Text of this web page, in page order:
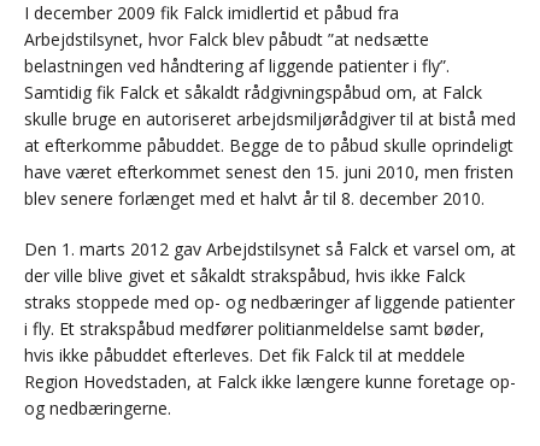
I december 2009 fik Falck imidlertid et påbud fra
Arbejdstilsynet, hvor Falck blev påbudt ”at nedsætte
belastningen ved håndtering af liggende patienter i fly”.
Samtidig fik Falck et såkaldt rådgivningspåbud om, at Falck
skulle bruge en autoriseret arbejdsmiljørådgiver til at bistå med
at efterkomme påbuddet. Begge de to påbud skulle oprindeligt
have været efterkommet senest den 15. juni 2010, men fristen
blev senere forlænget med et halvt år til 8. december 2010.
Den 1. marts 2012 gav Arbejdstilsynet så Falck et varsel om, at
der ville blive givet et såkaldt strakspåbud, hvis ikke Falck
straks stoppede med op- og nedbæringer af liggende patienter
i fly. Et strakspåbud medfører politianmeldelse samt bøder,
hvis ikke påbuddet efterleves. Det fik Falck til at meddele
Region Hovedstaden, at Falck ikke længere kunne foretage op-
og nedbæringerne.